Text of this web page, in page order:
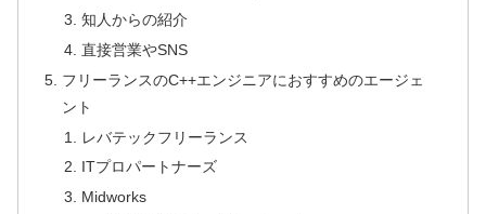
知人からの紹介
直接営業やSNS
フリーランスのC++エンジニアにおすすめのエージェ
ント
レバテックフリーランス
ITプロパートナーズ
Midworks